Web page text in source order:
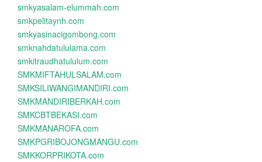
smkyasalam-elummah.com
smkpelitaynh.com
smkyasinacigombong.com
smknahdatululama.com
smkitraudhatululum.com
SMKMIFTAHULSALAM.com
SMKSILIWANGIMANDIRI.com
SMKMANDIRIBERKAH.com
SMKCBTBEKASI.com
SMKMANAROFA.com
SMKPGRIBOJONGMANGU.com
SMKKORPRIKOTA.com